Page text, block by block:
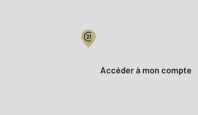
Votre compte :
Accéder à mon compte